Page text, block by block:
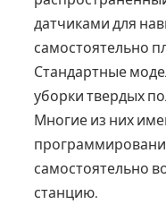
датчиками для
самостоятельно
Стандартные
уборки твердых
Многие из них
самостоятельно
станцию.